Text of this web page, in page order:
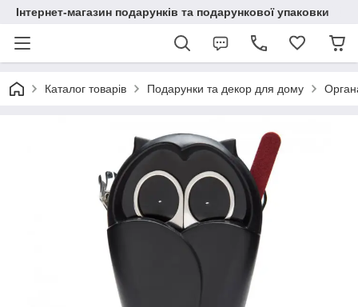
Інтернет-магазин подарунків та подарункової упаковки
Каталог товарів Подарунки та декор для дому